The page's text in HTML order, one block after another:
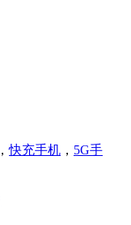
，快充手机 ， 5G手